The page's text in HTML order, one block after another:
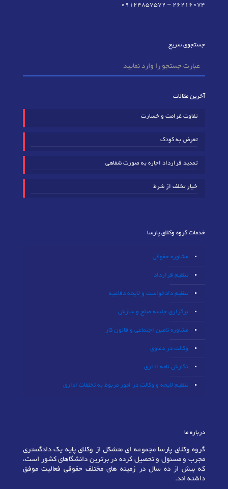
٢٦٢١٦٠٧٤ –
09124857572
جستجوی سریع
آخرین مقالات
تفاوت غرامت و خسارت
تعرض به کودک
تمدید قرارداد اجاره به صورت شفاهی
خیار تخلف از شرط
خدمات گروه وکلای پارسا
مشاوره حقوقی
تنظیم قرارداد
تنظیم دادخواست و لایحه دفاعیه
برگزاری جلسه صلح و سازش
مشاوره تامین اجتماعی و قانون کار
وکالت در دعاوی
نگارش نامه اداری
تنظیم لایحه و وکالت در امور مربوط به تخلفات اداری
درباره ما
گروه وکلای پارسا مجموعه ای متشکل از وکلای پایه یک دادگستری
مجرب و مسئول و تحصیل کرده در برترین دانشگاهای کشور است،
که بیش از ده سال در زمینه های مختلف حقوقی فعالیت موفق
داشته اند.